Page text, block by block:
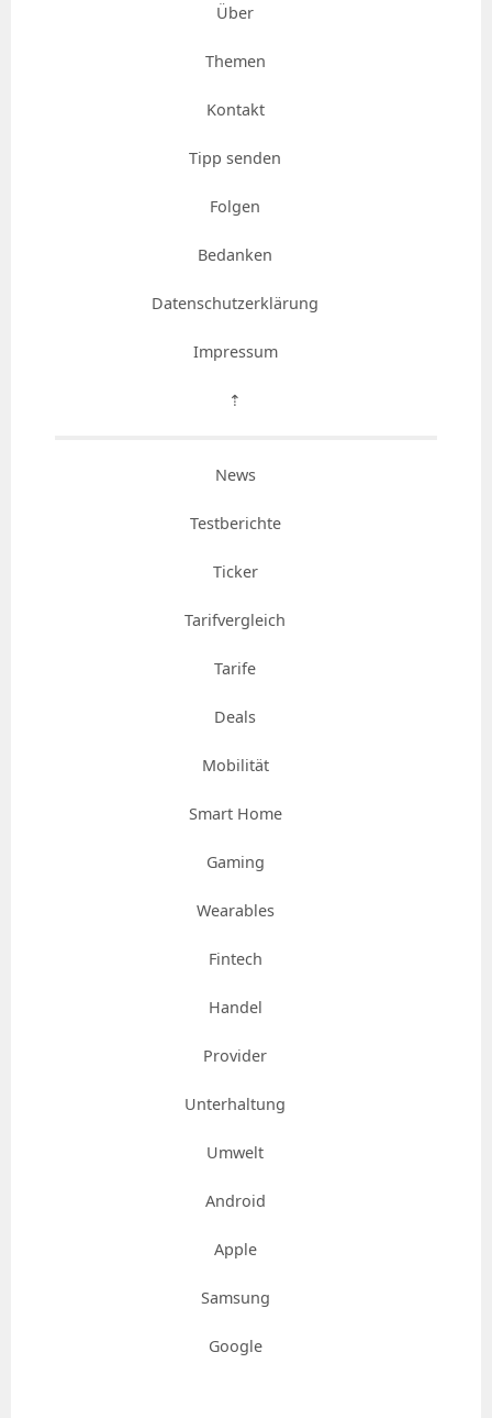
Über
Themen
Kontakt
Tipp senden
Folgen
Bedanken
Datenschutzerklärung
Impressum
⇡
News
Testberichte
Ticker
Tarifvergleich
Tarife
Deals
Mobilität
Smart Home
Gaming
Wearables
Fintech
Handel
Provider
Unterhaltung
Umwelt
Android
Apple
Samsung
Google